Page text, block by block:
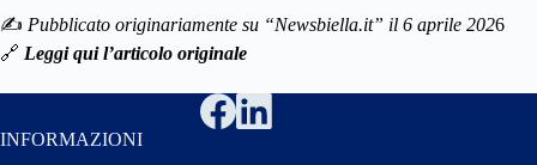
✍️ Pubblicato originariamente su “Newsbiella.it” il 6 aprile 2026
🔗 Leggi qui l’articolo originale
INFORMAZIONI